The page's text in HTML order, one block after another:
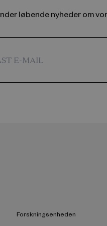
løbende nyheder om
Forskningsenheden